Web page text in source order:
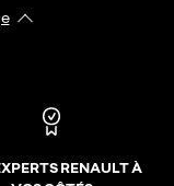
RENAULT À